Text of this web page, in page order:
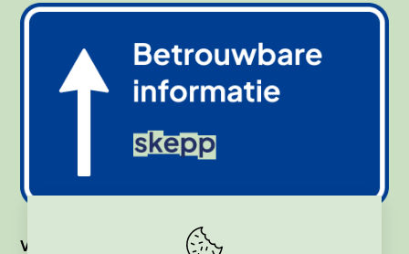
Afbeelding
Volg ons op Instagram